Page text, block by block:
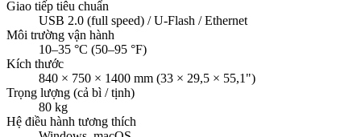
Giao tiếp tiêu chuẩn
USB 2.0 (full speed) / U-Flash / Ethernet
Môi trường vận hành
10–35 °C (50–95 °F)
Kích thước
840 × 750 × 1400 mm (33 × 29,5 × 55,1")
Trọng lượng (cả bì / tịnh)
80 kg
Hệ điều hành tương thích